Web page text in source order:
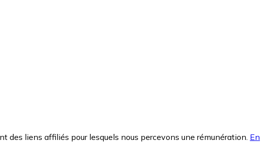
des liens affiliés pour lesquels nous percevons une rémunération. En